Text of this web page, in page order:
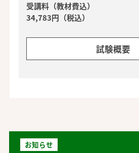
受講料（教材費込）
34,783円（税込）
試験概要
お知らせ